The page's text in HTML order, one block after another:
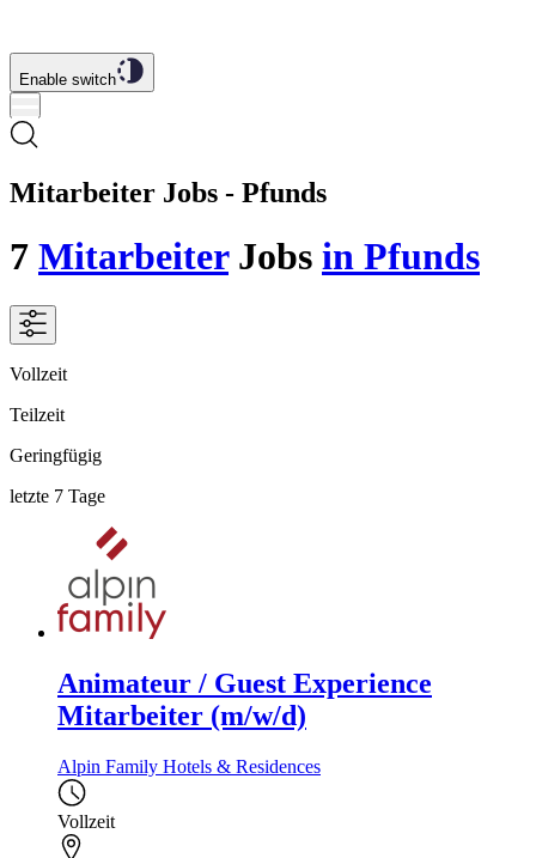
Enable switch
Mitarbeiter Jobs - Pfunds
7 MitarbeiterJobs in Pfunds
Vollzeit
Teilzeit
Geringfügig
letzte 7 Tage
Animateur / Guest Experience
Mitarbeiter (m/w/d)
Alpin Family Hotels & Residences
Vollzeit